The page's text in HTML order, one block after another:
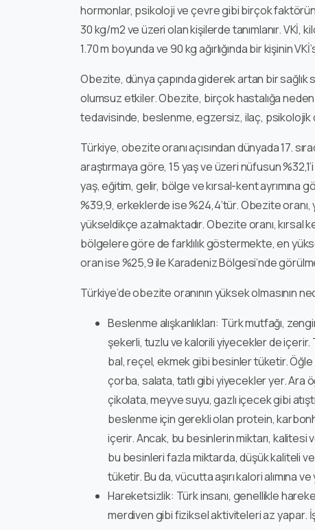
hormonlar, psikoloji ve çevre gibi birçok
30 kg/m2 ve üzeri olan kişilerde tanımlanır. VKİ,
1.70 m boyunda ve 90 kg ağırlığında bir kişinin
Obezite, dünya çapında giderek artan bir
olumsuz etkiler. Obezite, birçok hastalığa
tedavisinde, beslenme, egzersiz, ilaç, psikolojik
Türkiye, obezite oranı açısından dünyada 17.
araştırmaya göre, 15 yaş ve üzeri nüfusun
yaş, eğitim, gelir, bölge ve kırsal-kent ayrımına
%39,9, erkeklerde ise %24,4’tür. Obezite
yükseldikçe azalmaktadır. Obezite oranı, kırsal
bölgelere göre de farklılık göstermekte, en
oran ise %25,9 ile Karadeniz Bölgesi’nde
Türkiye’de obezite oranının yüksek olmasının
Beslenme alışkanlıkları: Türk mutfağı,
şekerli, tuzlu ve kalorili yiyecekler de içerir.
bal, reçel, ekmek gibi besinler tüketir.
çorba, salata, tatlı gibi yiyecekler yer. Ara
çikolata, meyve suyu, gazlı içecek gibi
beslenme için gerekli olan protein,
içerir. Ancak, bu besinlerin miktarı, kalitesi
bu besinleri fazla miktarda, düşük kaliteli
tüketir. Bu da, vücutta aşırı kalori alımına
Hareketsizlik: Türk insanı, genellikle
merdiven gibi fiziksel aktiviteleri az yapar.